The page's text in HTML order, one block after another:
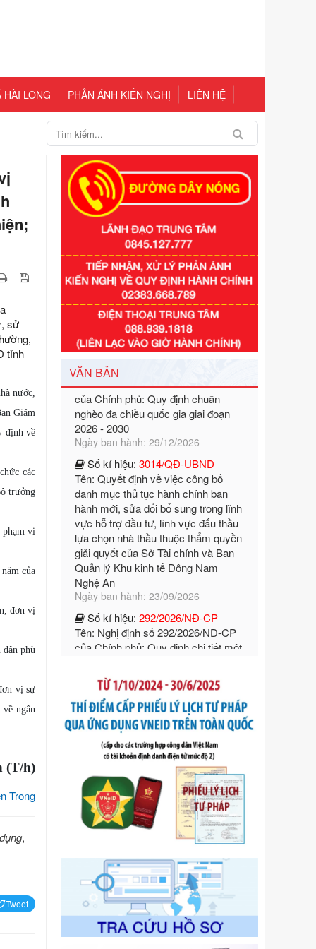
HÀI LÒNG PHẢN ÁNH KIẾN NGHỊ LIÊN HỆ
sử
tỉnh
nước,
Giám
định về
các
trưởng
phạm vi
của
đơn vị
dân phù
vị sự
về ngân
(T/h)
Trong
,
Tweet
VĂN BẢN
Số kí hiệu:351/2025/NĐ-CP
Tên: Nghị định số 351/2025/NĐ-CP
của Chính phủ: Quy định chuẩn
nghèo đa chiều quốc gia giai đoạn
2026 - 2030
Ngày ban hành: 29/12/2026
Số kí hiệu:3014/QĐ-UBND
Tên: Quyết định về việc công bố
danh mục thủ tục hành chính ban
hành mới, sửa đổi bổ sung trong lĩnh
vực hỗ trợ đầu tư, lĩnh vực đấu thầu
lựa chọn nhà thầu thuộc thẩm quyền
giải quyết của Sở Tài chính và Ban
Quản lý Khu kinh tế Đông Nam
Nghệ An
Ngày ban hành: 23/09/2026
Số kí hiệu:292/2026/NĐ-CP
Tên: Nghị định số 292/2026/NĐ-CP
của Chính phủ: Quy định chi tiết một
số điều và biện pháp để tổ chức,
hướng dẫn thi hành Luật Quản lý
ngoại thương
Số kí hiệu:292/2026/NĐ-CP
Tên: Nghị định số 292/2026/NĐ-CP
của Chính phủ: Quy định chi tiết một
số điều và biện pháp để tổ chức,
hướng dẫn thi hành Luật Quản lý
ngoại thương
Ngày ban hành: 21/07/2026
Số kí hiệu:105/2026/TT-BTC
Tên: Thông tư số 105/2026/TT-BTC
của Bộ Tài chính: Bãi bỏ Thông tư số
87/2019/TT- BТC ngày 19 tháng 12
chính hướng dẫn thực hiện xử phạt
vi phạm hành chính trong lĩnh vực
kho bạc nhà nước
Ngày ban hành: 21/07/2026
Số kí hiệu:291/2026/NĐ-CP